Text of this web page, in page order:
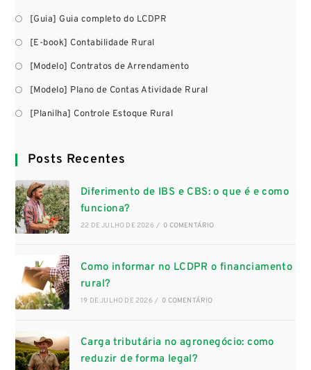
[Guia] Guia completo do LCDPR
[E-book] Contabilidade Rural
[Modelo] Contratos de Arrendamento
[Modelo] Plano de Contas Atividade Rural
[Planilha] Controle Estoque Rural
Posts Recentes
Diferimento de IBS e CBS: o que é e como
funciona?
22 DE JULHO DE 2026 / 0 COMENTÁRIO
Como informar no LCDPR o financiamento
rural?
19 DE JULHO DE 2026 / 0 COMENTÁRIO
Carga tributária no agronegócio: como
reduzir de forma legal?